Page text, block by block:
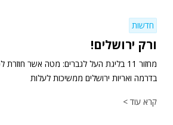
חדשות
ורק ירושלים!
מחזור 11 בליגת העל לגברים: מטה אשר
בדרמה ואריות ירושלים ממשיכות לעלות
קרא עוד >